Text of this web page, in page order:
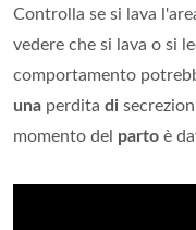
Controlla se si lava
vedere che si lava o si
comportamento
una perdita di
momento del parto è